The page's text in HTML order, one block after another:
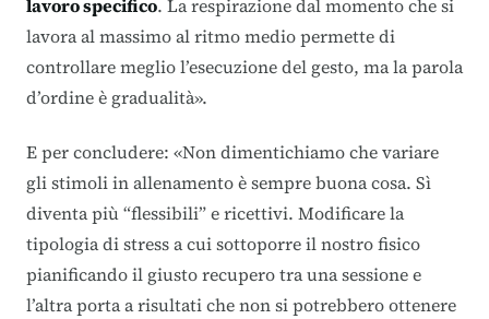
lavoro specifico. La respirazione dal momento che si
lavora al massimo al ritmo medio permette di
controllare meglio l’esecuzione del gesto, ma la parola
d’ordine è gradualità».
E per concludere: «Non dimentichiamo che variare
gli stimoli in allenamento è sempre buona cosa. Sì
diventa più “flessibili” e ricettivi. Modificare la
tipologia di stress a cui sottoporre il nostro fisico
pianificando il giusto recupero tra una sessione e
l’altra porta a risultati che non si potrebbero ottenere